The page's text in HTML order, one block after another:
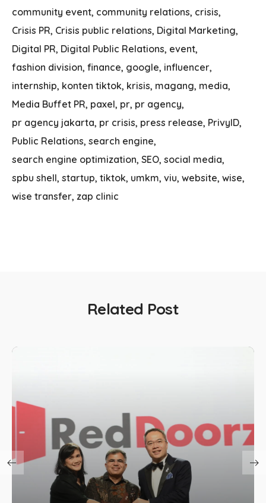
community event community relations crisis
Crisis PR Crisis public relations Digital Marketing
Digital PR Digital Public Relations event
fashion division finance google influencer
internship konten tiktok krisis magang media
Media Buffet PR paxel pr pr agency
pr agency jakarta pr crisis press release PrivyID
Public Relations search engine
search engine optimization SEO social media
spbu shell startup tiktok umkm viu website wise
wise transfer zap clinic
Related Post